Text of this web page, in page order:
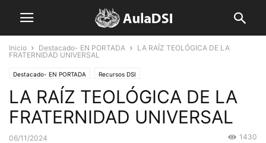
Inicio Destacado- EN PORTADA
LA RAÍZ TEOLÓGICA DE LA
FRATERNIDAD UNIVERSAL
Destacado- EN PORTADA Recursos DSI
LA RAÍZ TEOLÓGICA DE LA
FRATERNIDAD UNIVERSAL
06/11/2024 1430